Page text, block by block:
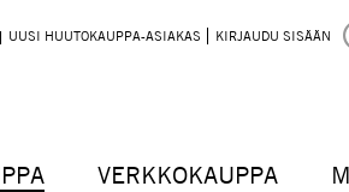
UUSI HUUTOKAUPPA-ASIAKAS KIRJAUDU SISÄÄN
VERKKOKAUPPA